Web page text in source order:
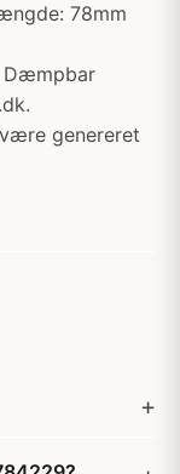
78mm
Dæmpbar
genereret